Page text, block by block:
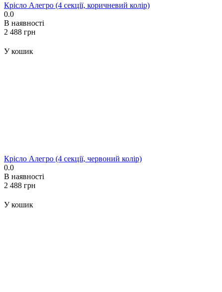
Крісло Алегро (4 секції, коричневий колір)
0.0
В наявності
‍2 488‍ грн
У кошик
Крісло Алегро (4 секції, червоний колір)
0.0
В наявності
‍2 488‍ грн
У кошик